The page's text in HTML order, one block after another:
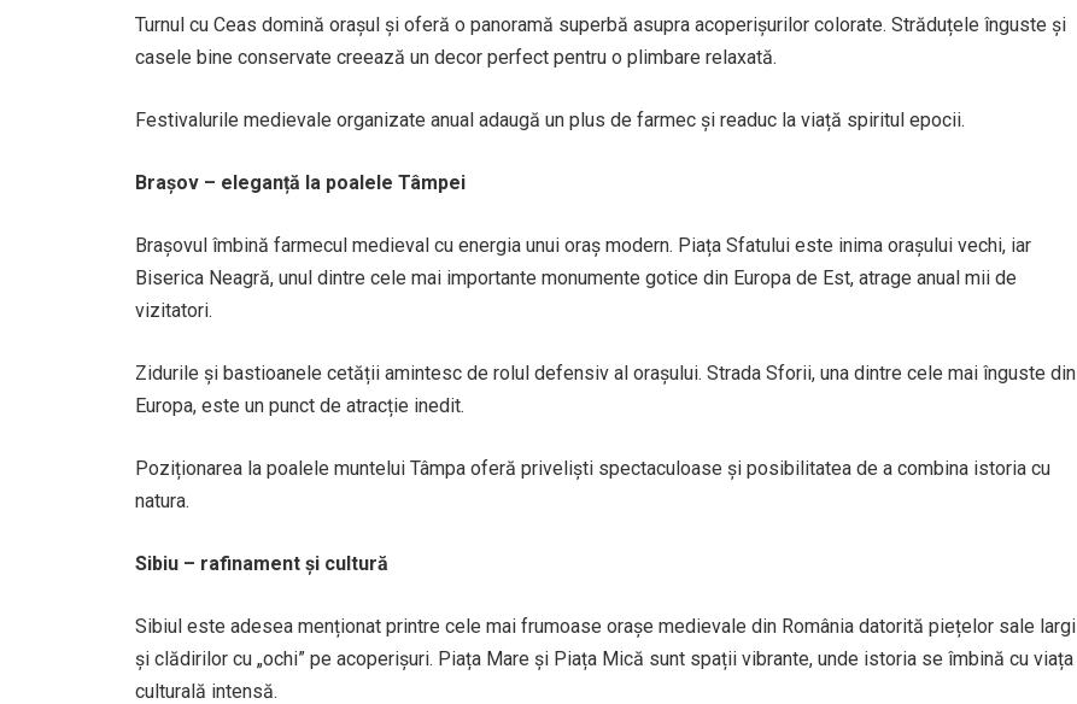
Turnul cu Ceas domină orașul și oferă o panoramă superbă asupra acoperișurilor colorate. Străduțele înguste și
casele bine conservate creează un decor perfect pentru o plimbare relaxată.
Festivalurile medievale organizate anual adaugă un plus de farmec și readuc la viață spiritul epocii.
Brașov – eleganță la poalele Tâmpei
Brașovul îmbină farmecul medieval cu energia unui oraș modern. Piața Sfatului este inima orașului vechi, iar
Biserica Neagră, unul dintre cele mai importante monumente gotice din Europa de Est, atrage anual mii de
vizitatori.
Zidurile și bastioanele cetății amintesc de rolul defensiv al orașului. Strada Sforii, una dintre cele mai înguste din
Europa, este un punct de atracție inedit.
Poziționarea la poalele muntelui Tâmpa oferă priveliști spectaculoase și posibilitatea de a combina istoria cu
natura.
Sibiu – rafinament și cultură
Sibiul este adesea menționat printre cele mai frumoase orașe medievale din România datorită piețelor sale largi
și clădirilor cu „ochi” pe acoperișuri. Piața Mare și Piața Mică sunt spații vibrante, unde istoria se îmbină cu viața
culturală intensă.